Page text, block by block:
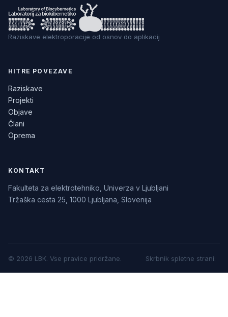
Raziskave elektroporacije od osnov do aplikacij
HITRE POVEZAVE
Raziskave
Projekti
Objave
Člani
Oprema
KONTAKT
Fakulteta za elektrotehniko, Univerza v Ljubljani
Tržaška cesta 25, 1000 Ljubljana, Slovenija
© 2026 LBK. Vse pravice pridržane. Skrbnik spletne strani: